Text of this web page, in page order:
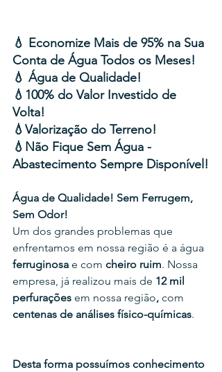
💧 Economize Mais de 95% na Sua
Conta de Água Todos os Meses!
💧 Água de Qualidade!
💧100% do Valor Investido de
Volta!
💧Valorização do Terreno!
💧Não Fique Sem Água -
Abastecimento Sempre Disponível!
Água de Qualidade! Sem Ferrugem,
Sem Odor!
Um dos grandes problemas que
enfrentamos em nossa região é a água
ferruginosa e com cheiro ruim. Nossa
empresa, já realizou mais de 12 mil
perfurações em nossa região, com
centenas de análises físico-químicas.
Desta forma possuímos conhecimento